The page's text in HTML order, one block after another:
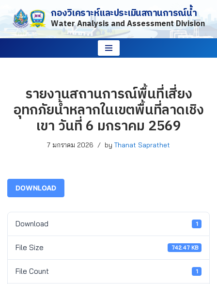
Skip
to
กองวิเคราะห์และประเมินสถานการณ์น้ำ
Water Analysis and Assessment Division
รายงานสถานการณ์พื้นที่เสี่ยง
อุทกภัยน้ำหลากในเขตพื้นที่ลาดเชิง
เขา วันที่ 6 มกราคม 2569
7 มกราคม 2026 by Thanat Saprathet
DOWNLOAD
Download 1
File Size 742.47 KB
File Count 1